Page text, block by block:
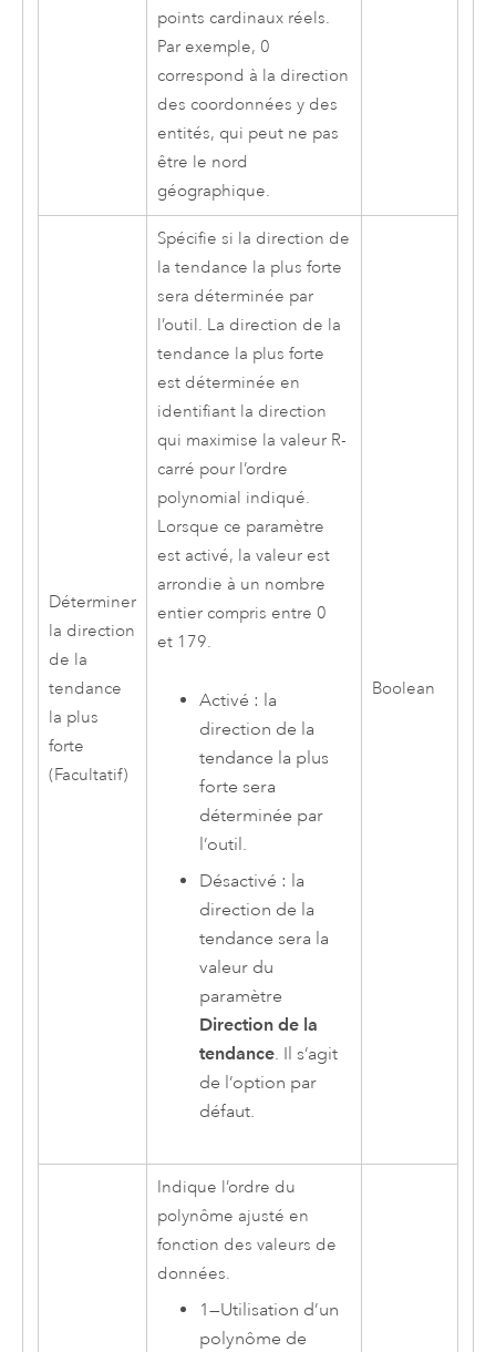
points cardinaux réels.
Par exemple, 0
correspond à la direction
des coordonnées y des
entités, qui peut ne pas
être le nord
géographique.
Déterminer
la direction
de la
tendance
la plus
forte
(Facultatif)
Spécifie si la direction de
la tendance la plus forte
sera déterminée par
l’outil. La direction de la
tendance la plus forte
est déterminée en
identifiant la direction
qui maximise la valeur R-
carré pour l’ordre
polynomial indiqué.
Lorsque ce paramètre
est activé, la valeur est
arrondie à un nombre
entier compris entre 0
et 179.
Activé : la
direction de la
tendance la plus
forte sera
déterminée par
l’outil.
Désactivé : la
direction de la
tendance sera la
valeur du
paramètre
Direction de la
tendance. Il s’agit
de l’option par
défaut.
Boolean
Indique l’ordre du
polynôme ajusté en
fonction des valeurs de
données.
1—Utilisation d’un
polynôme de